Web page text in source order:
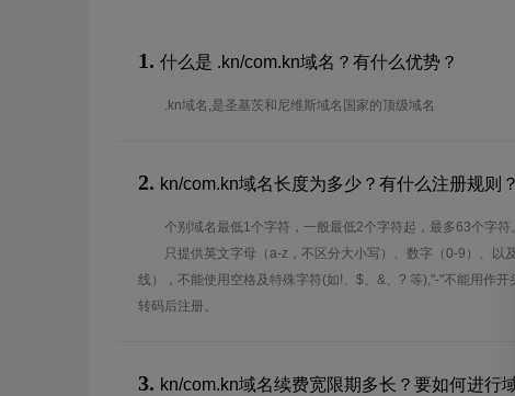
1. 什么是 .kn/com.kn域名？有什么优势？
.kn域名,是圣基茨和尼维斯域名国家的顶级域名
2. kn/com.kn域名长度为多少？有什么注册规则？
个别域名最低1个字符，一般最低2个字符起，最多63个字符。
只提供英文字母（a-z，不区分大小写）、数字（0-9）、以
线），不能使用空格及特殊字符(如!、$、&、? 等),"-"不能用作
转码后注册。
3. kn/com.kn域名续费宽限期多长？要如何进行